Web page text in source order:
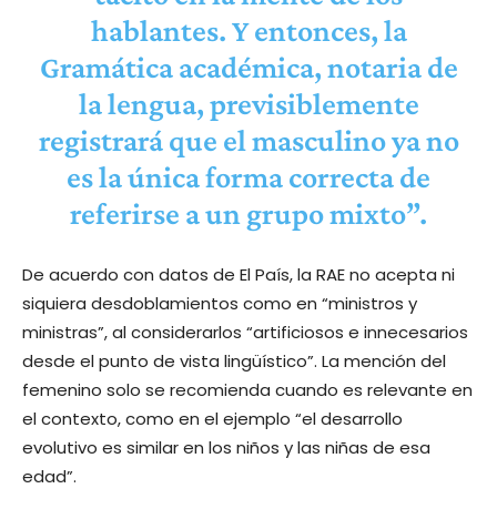
hablantes. Y entonces, la
Gramática académica, notaria de
la lengua, previsiblemente
registrará que el masculino ya no
es la única forma correcta de
referirse a un grupo mixto”.
De acuerdo con datos de El País, la RAE no acepta ni
siquiera desdoblamientos como en “ministros y
ministras”, al considerarlos “artificiosos e innecesarios
desde el punto de vista lingüístico”. La mención del
femenino solo se recomienda cuando es relevante en
el contexto, como en el ejemplo “el desarrollo
evolutivo es similar en los niños y las niñas de esa
edad”.